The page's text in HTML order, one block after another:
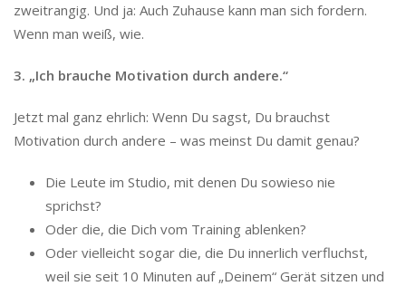
zweitrangig. Und ja: Auch Zuhause kann man sich fordern.
Wenn man weiß, wie.
3. „Ich brauche Motivation durch andere.“
Jetzt mal ganz ehrlich: Wenn Du sagst, Du brauchst
Motivation durch andere – was meinst Du damit genau?
Die Leute im Studio, mit denen Du sowieso nie
sprichst?
Oder die, die Dich vom Training ablenken?
Oder vielleicht sogar die, die Du innerlich verfluchst,
weil sie seit 10 Minuten auf „Deinem“ Gerät sitzen und